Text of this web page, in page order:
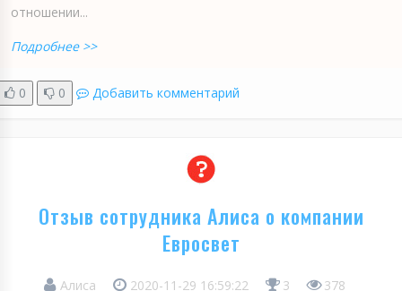
отношении...
Подробнее >>
0 0 Добавить комментарий
Отзыв сотрудника Алиса о компании
Евросвет
Алиса 2020-11-29 16:59:22 3 378